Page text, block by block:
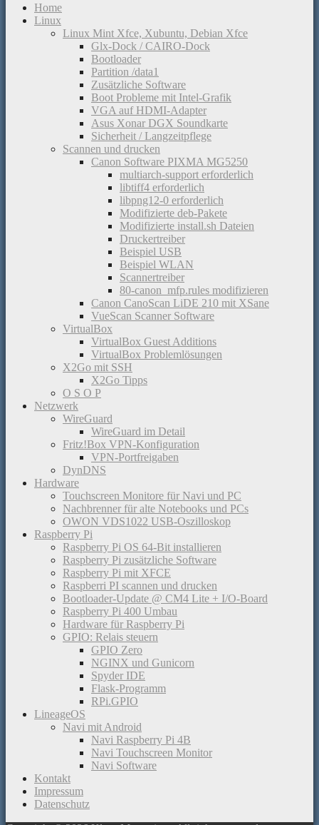
Home
Linux
Linux Mint Xfce, Xubuntu, Debian Xfce
Glx-Dock / CAIRO-Dock
Bootloader
Partition /data1
Zusätzliche Software
Boot Probleme mit Intel-Grafik
VGA auf HDMI-Adapter
Asus Xonar DGX Soundkarte
Sicherheit / Langzeitpflege
Scannen und drucken
Canon Software PIXMA MG5250
multiarch-support erforderlich
libtiff4 erforderlich
libpng12-0 erforderlich
Modifizierte deb-Pakete
Modifizierte install.sh Dateien
Druckertreiber
Beispiel USB
Beispiel WLAN
Scannertreiber
80-canon_mfp.rules modifizieren
Canon CanoScan LiDE 210 mit XSane
VueScan Scanner Software
VirtualBox
VirtualBox Guest Additions
VirtualBox Problemlösungen
X2Go mit SSH
X2Go Tipps
O S O P
Netzwerk
WireGuard
WireGuard im Detail
Fritz!Box VPN-Konfiguration
VPN-Portfreigaben
DynDNS
Hardware
Touchscreen Monitore für Navi und PC
Nachbrenner für alte Notebooks und PCs
OWON VDS1022 USB-Oszilloskop
Raspberry Pi
Raspberry Pi OS 64-Bit installieren
Raspberry Pi zusätzliche Software
Raspberry Pi mit XFCE
Raspberri PI scannen und drucken
Bootloader-Update @ CM4 Lite + I/O-Board
Raspberry Pi 400 Umbau
Hardware für Raspberry Pi
GPIO: Relais steuern
GPIO Zero
NGINX und Gunicorn
Spyder IDE
Flask-Programm
RPi.GPIO
LineageOS
Navi mit Android
Navi Raspberry Pi 4B
Navi Touchscreen Monitor
Navi Software
Kontakt
Impressum
Datenschutz